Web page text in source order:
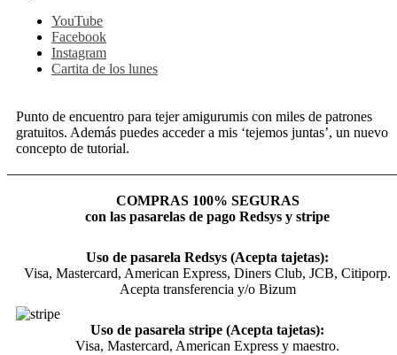
YouTube
Facebook
Instagram
Cartita de los lunes
Punto de encuentro para tejer amigurumis con miles de patrones
gratuitos. Además puedes acceder a mis ‘tejemos juntas’, un nuevo
concepto de tutorial.
COMPRAS 100% SEGURAS
con las pasarelas de pago Redsys y stripe
Uso de pasarela Redsys (Acepta tajetas):
Visa, Mastercard, American Express, Diners Club, JCB, Citiporp.
Acepta transferencia y/o Bizum
Uso de pasarela stripe (Acepta tajetas):
Visa, Mastercard, American Express y maestro.